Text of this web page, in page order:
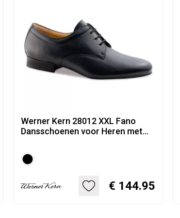
Werner Kern 28012 XXL Fano
Dansschoenen voor Heren met
lamsleer
€ 144.95